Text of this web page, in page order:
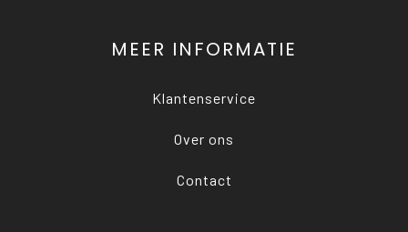
MEER INFORMATIE
Klantenservice
Over ons
Contact